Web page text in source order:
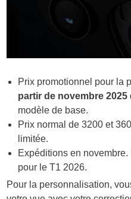
Prix promotionnel pour la
partir de novembre 2025
modèle de base.
Prix normal de 3200 et
limitée.
Expéditions en
pour le T1 2026.
Pour la personnalisation,